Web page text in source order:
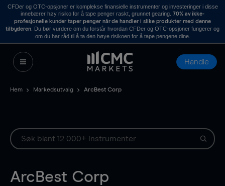
CFDer og OTC-opsjoner er komplekse finansielle instrumenter og investeringer i disse
innebærer høy risiko for å tape penger raskt, grunnet gearing. 70% av ikke-
profesjonelle kunder taper penger når de handler i slike produkter med denne
tilbyderen . Du bør vurdere om du forstår hvordan CFDer og OTC-opsjoner fungerer og
om du har råd til å ta den høye risikoen for å tape pengene dine.
Handle
Hem Markedsutvalg ArcBest Corp
ArcBest Corp